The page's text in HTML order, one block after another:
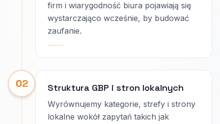
firm i wiarygodność biura pojawiają się
wystarczająco wcześnie, by budować
zaufanie.
02 Struktura GBP i stron lokalnych
Wyrównujemy kategorie, strefy i strony
lokalne wokół zapytań takich jak